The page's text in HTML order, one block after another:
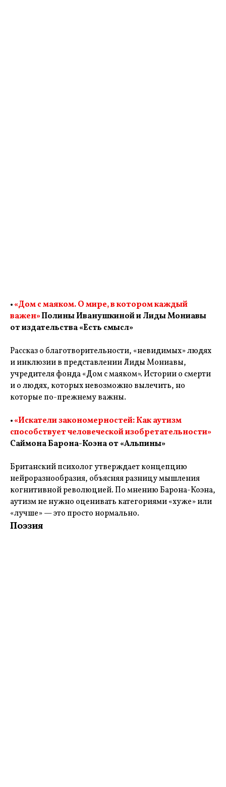
•«Дом с маяком. О мире, в котором каждый
важен»Полины Иванушкиной и Лиды Мониавы
от издательства «Есть смысл»
Рассказ о благотворительности, «невидимых» людях
и инклюзии в представлении Лиды Мониавы,
учредителя фонда «Дом с маяком». Истории о смерти
и о людях, которых невозможно вылечить, но
которые по-прежнему важны.
•«Искатели закономерностей: Как аутизм
способствует человеческой изобретательности»
Саймона Барона-Коэна от «Альпины»
Британский психолог утверждает концепцию
нейроразнообразия, объясняя разницу мышления
когнитивной революцией. По мнению Барона-Коэна,
аутизм не нужно оценивать категориями «хуже» или
«лучше» — это просто нормально.
Поэзия